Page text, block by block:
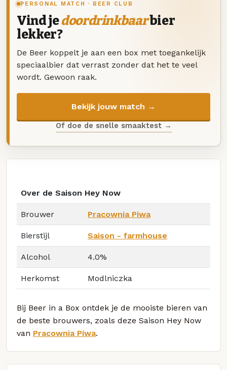
PERSONAL MATCH · BEER CLUB
Vind jedoordrinkbaarbier
lekker?
De Beer koppelt je aan een box met toegankelijk
speciaalbier dat verrast zonder dat het te veel
wordt. Gewoon raak.
Bekijk jouw match →
Of doe de snelle smaaktest →
Over de Saison Hey Now
Brouwer Pracownia Piwa
Bierstijl Saison - farmhouse
Alcohol 4.0%
Herkomst Modlniczka
Bij Beer in a Box ontdek je de mooiste bieren van
de beste brouwers, zoals deze Saison Hey Now
van Pracownia Piwa.